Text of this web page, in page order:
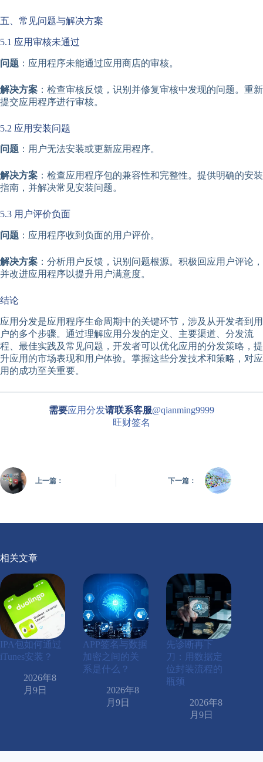
五、常见问题与解决方案
5.1 应用审核未通过
问题 ：应用程序未能通过应用商店的审核。
解决方案 ：检查审核反馈，识别并修复审核中发现的问题。重新
提交应用程序进行审核。
5.2 应用安装问题
问题 ：用户无法安装或更新应用程序。
解决方案 ：检查应用程序包的兼容性和完整性。提供明确的安装
指南，并解决常见安装问题。
5.3 用户评价负面
问题 ：应用程序收到负面的用户评价。
解决方案 ：分析用户反馈，识别问题根源。积极回应用户评论，
并改进应用程序以提升用户满意度。
结论
应用分发是应用程序生命周期中的关键环节，涉及从开发者到用
户的多个步骤。通过理解应用分发的定义、主要渠道、分发流
程、最佳实践及常见问题，开发者可以优化应用的分发策略，提
升应用的市场表现和用户体验。掌握这些分发技术和策略，对应
用的成功至关重要。
需要应用分发请联系客服@qianming9999
旺财签名
上一篇： 下一篇：
相关文章
IPA包如何通过
iTunes安装？
2026年8
月9日
APP签名与数据
加密之间的关
系是什么？
2026年8
月9日
先诊断再下
刀：用数据定
位封装流程的
瓶颈
2026年8
月9日